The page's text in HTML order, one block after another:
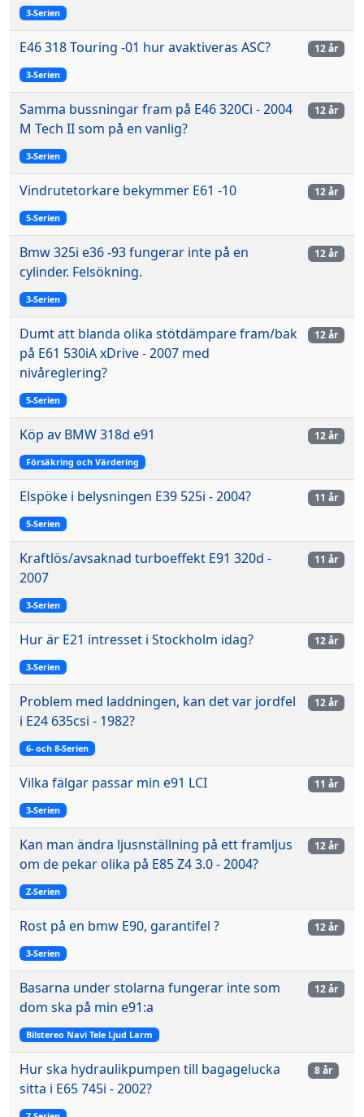
3-Serien
E46 318 Touring -01 hur avaktiveras ASC?
3-Serien
12 år
Samma bussningar fram på E46 320Ci - 2004
M Tech II som på en vanlig?
3-Serien
12 år
Vindrutetorkare bekymmer E61 -10
5-Serien
12 år
Bmw 325i e36 -93 fungerar inte på en
cylinder. Felsökning.
3-Serien
12 år
Dumt att blanda olika stötdämpare fram/bak
på E61 530iA xDrive - 2007 med
nivåreglering?
5-Serien
12 år
Köp av BMW 318d e91
Försäkring och Värdering
12 år
Elspöke i belysningen E39 525i - 2004?
5-Serien
11 år
Kraftlös/avsaknad turboeffekt E91 320d -
2007
3-Serien
11 år
Hur är E21 intresset i Stockholm idag?
3-Serien
12 år
Problem med laddningen, kan det var jordfel
i E24 635csi - 1982?
6- och 8-Serien
12 år
Vilka fälgar passar min e91 LCI
3-Serien
11 år
Kan man ändra ljusnställning på ett framljus
om de pekar olika på E85 Z4 3.0 - 2004?
Z-Serien
12 år
Rost på en bmw E90, garantifel ?
3-Serien
12 år
Basarna under stolarna fungerar inte som
dom ska på min e91:a
Bilstereo Navi Tele Ljud Larm
12 år
Hur ska hydraulikpumpen till bagagelucka
sitta i E65 745i - 2002?
8 år